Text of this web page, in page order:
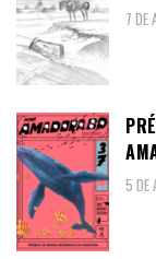
7 DE
5 DE